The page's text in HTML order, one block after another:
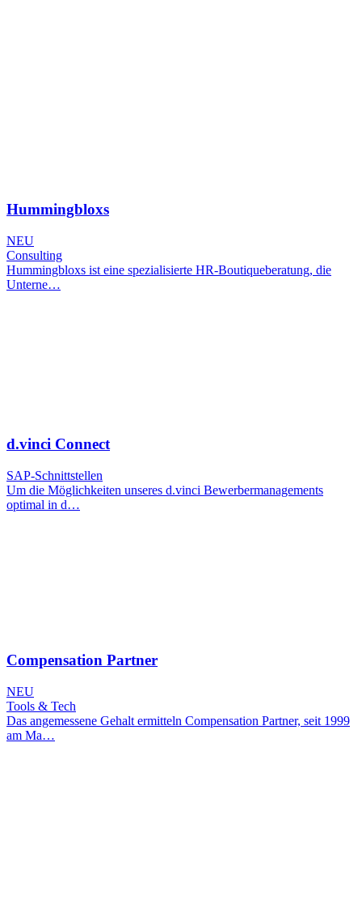
Hummingbloxs
NEU
Consulting
Hummingbloxs ist eine spezialisierte HR-Boutiqueberatung, die
Unterne…
d.vinci Connect
SAP-Schnittstellen
Um die Möglichkeiten unseres d.vinci Bewerbermanagements
optimal in d…
Compensation Partner
NEU
Tools & Tech
Das angemessene Gehalt ermitteln Compensation Partner, seit 1999
am Ma…